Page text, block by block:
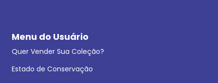
Menu do Usuário
Quer Vender Sua Coleção?
Estado de Conservação